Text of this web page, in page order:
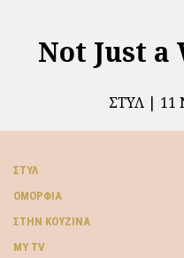
Not Just
ΣΤΥΛ 11
ΣΤΥΛ
ΟΜΟΡΦΙΆ
ΣΤΗΝ ΚΟΥΖΊΝΑ
MY TV